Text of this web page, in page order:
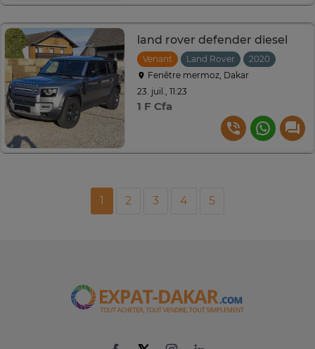
land rover defender diesel
Venant Land Rover 2020
Fenêtre mermoz, Dakar
23. juil., 11:23
1 F Cfa
1 2 3 4 5